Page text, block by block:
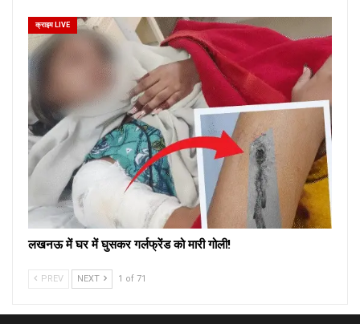
क्राइम LIVE
लखनऊ में घर में घुसकर गर्लफ्रेंड को मारी गोली!
PREV NEXT 1 of 71